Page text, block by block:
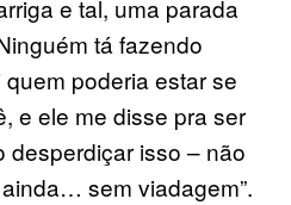
e tal, uma parada
tá fazendo
poderia estar se
e ele me disse pra ser
desperdiçar isso – não
sem viadagem”.